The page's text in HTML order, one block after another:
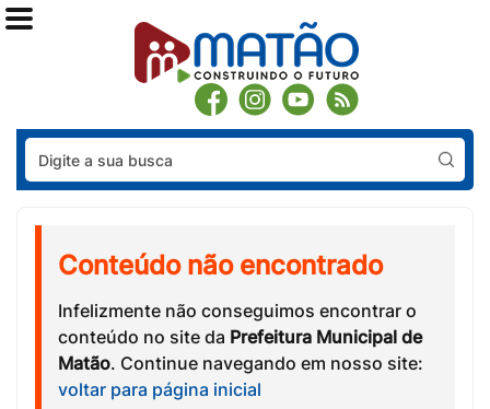
Conteúdo não encontrado
Infelizmente não conseguimos encontrar o
conteúdo no site da Prefeitura Municipal de
Matão. Continue navegando em nosso site:
voltar para página inicial